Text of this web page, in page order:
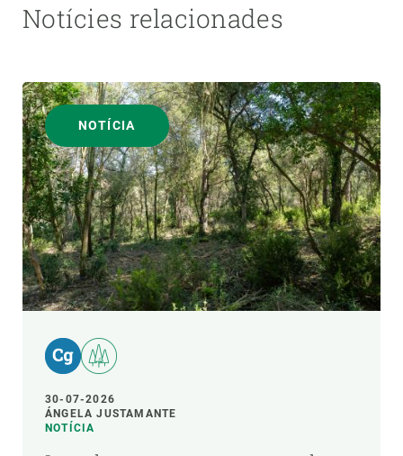
Notícies relacionades
NOTÍCIA
30-07-2026
ÁNGELA JUSTAMANTE
NOTÍCIA